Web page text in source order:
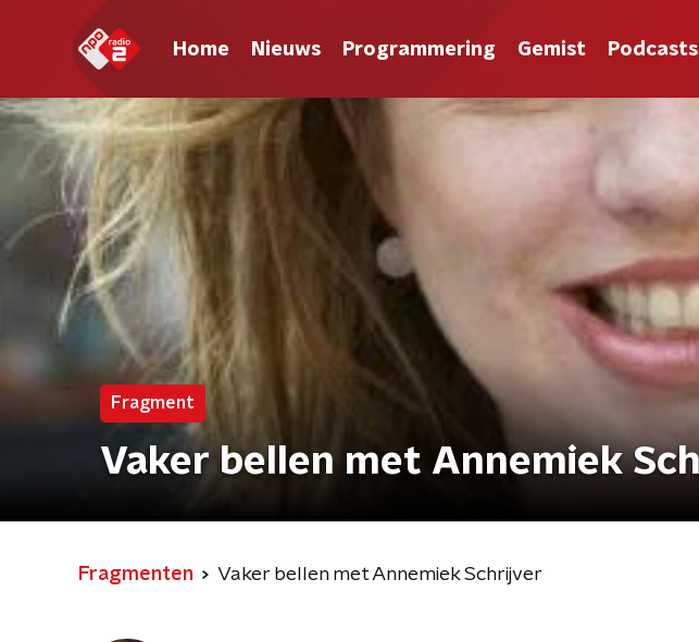
Home Nieuws Programmering Gemist Podcasts
Fragment
Vaker bellen met Annemiek
Fragmenten Vaker bellen met Annemiek Schrijver